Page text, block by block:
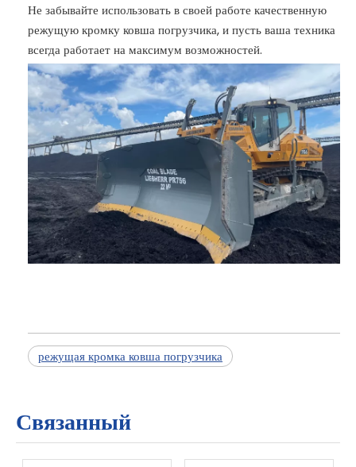
Не забывайте использовать в своей работе качественную
режущую кромку ковша погрузчика, и пусть ваша техника
всегда работает на максимум возможностей.
режущая кромка ковша погрузчика
Связанный